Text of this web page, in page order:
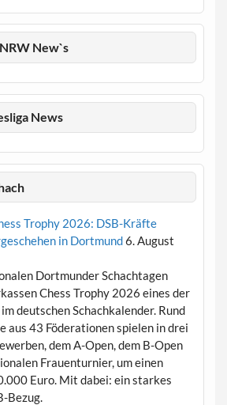
New`s
News
Trophy 2026: DSB-Kräfte
in Dortmund6. August
Dortmunder Schachtagen
Chess Trophy 2026 eines der
deutschen Schachkalender. Rund
aus 43 Föderationen spielen in drei
dem A-Open, dem B-Open
Frauenturnier, um einen
Euro. Mit dabei: ein starkes
Bezug.